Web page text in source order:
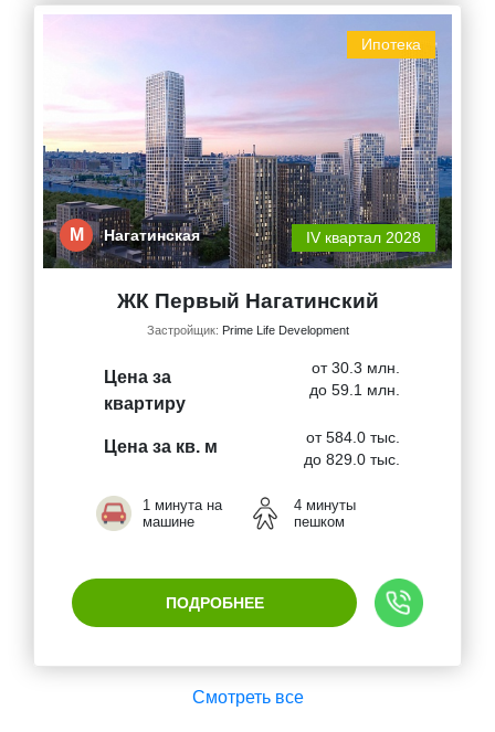
Ипотека
М Нагатинская IV квартал 2028
ЖК Первый Нагатинский
Застройщик: Prime Life Development
Цена за
квартиру
от 30.3 млн.
до 59.1 млн.
Цена за кв. м
от 584.0 тыс.
до 829.0 тыс.
1 минута на
машине
4 минуты
пешком
ПОДРОБНЕЕ
Смотреть все